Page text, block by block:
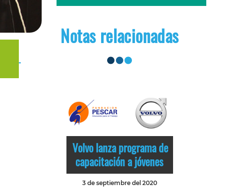
Notas relacionadas
Volvo lanza programa de
capacitación a jóvenes
3 de septiembre del 2020